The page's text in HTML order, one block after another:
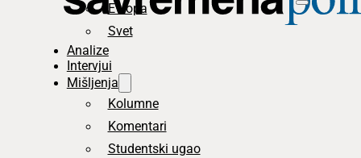
Evropa
Svet
Analize
Intervjui
Mišljenja
Kolumne
Komentari
Studentski ugao